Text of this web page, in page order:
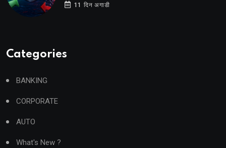
11 दिन अगाडी
Categories
BANKING
CORPORATE
AUTO
What's New ?